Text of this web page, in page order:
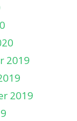
2019
2019